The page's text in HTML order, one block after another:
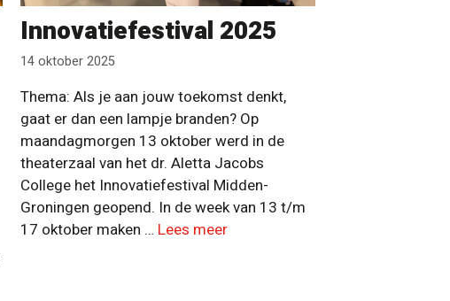
Innovatiefestival 2025
14 oktober 2025
Thema: Als je aan jouw toekomst denkt,
gaat er dan een lampje branden? Op
maandagmorgen 13 oktober werd in de
theaterzaal van het dr. Aletta Jacobs
College het Innovatiefestival Midden-
Groningen geopend. In de week van 13 t/m
17 oktober maken … Lees meer